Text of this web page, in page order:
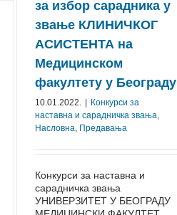
за избор сарадника у
звање КЛИНИЧКОГ
АСИСТЕНТА на
Медицинском
факултету у Београду
10.01.2022.
Конкурси за
наставна и сарадничка звања,
Насловна, Предавања
Конкурси за наставна и
сарадничка звања
УНИВЕРЗИТЕТ У БЕОГРАДУ